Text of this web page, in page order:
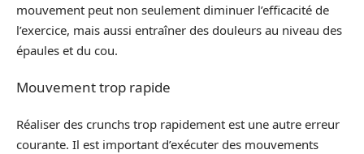
mouvement peut non seulement diminuer l’efficacité de
l’exercice, mais aussi entraîner des douleurs au niveau des
épaules et du cou.
Mouvement trop rapide
Réaliser des crunchs trop rapidement est une autre erreur
courante. Il est important d’exécuter des mouvements